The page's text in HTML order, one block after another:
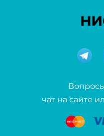
чат на сайте